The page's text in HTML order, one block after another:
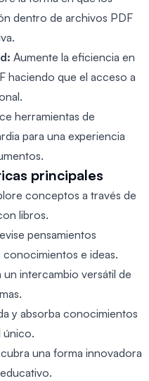
dentro de archivos PDF
Aumente la eficiencia en
haciendo que el acceso a
herramientas de
para una experiencia
principales
conceptos a través de
libros.
pensamientos
e ideas.
un intercambio versátil de
y absorba conocimientos
único.
una forma innovadora